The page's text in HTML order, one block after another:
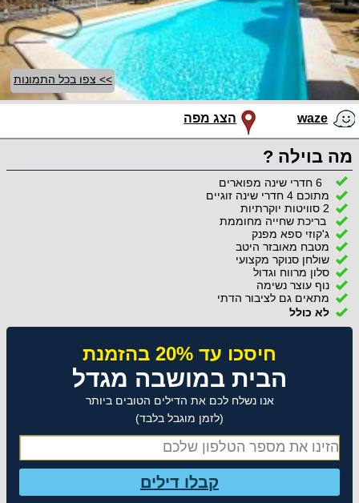
>> צפו בכל התמונות
waze הצג מפה
מה בוילה ?
6 חדרי שינה מפוארים
מתוכם 4 חדרי שינה זוגיים
2 סוויטות יוקרתיות
בריכת שחייה מחוממת
ג'קוזי ספא מפנק
מטבח מאובזר היטב
שולחן סנוקר מקצועי
סלון מרווח וגדול
נוף עוצר נשימה
מתאים גם לציבור הדתי
לא כולל
חיסכו עד 20% בהזמנת
הבית במושבה מגדל
אנו נשלח לכם את הדילים הטובים ביותר
(לזמן מוגבל בלבד)
קבלו דילים